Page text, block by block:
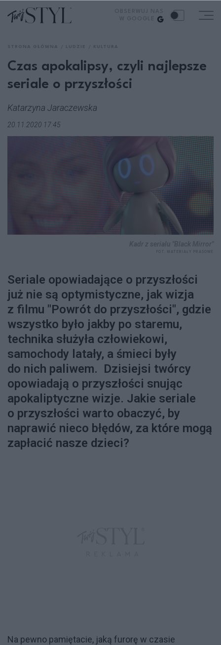
Czas apokalipsy, czyli najlepsze
seriale o przyszłości
Katarzyna Jaraczewska
20.11.2020 17:45
Seriale opowiadające o przyszłości
już nie są optymistyczne, jak wizja
z filmu "Powrót do przyszłości", gdzie
wszystko było jakby po staremu,
technika służyła człowiekowi,
samochody latały, a śmieci były
do nich paliwem. Dzisiejsi twórcy
opowiadają o przyszłości snując
apokaliptyczne wizje. Jakie seriale
o przyszłości warto obaczyć, by
naprawić nieco błędów, za które mogą
zapłacić nasze dzieci?
Na pewno pamiętacie, jaką furorę w czasie